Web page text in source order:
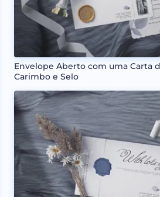
Envelope Aberto com uma Carta
Carimbo e Selo